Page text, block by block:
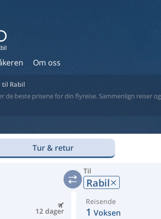
Om oss
til Rabil
de beste prisene for din flyreise. Sammenlign reiser
Tur & retur
Til
Rabil
12 dager
Reisende
1 Voksen